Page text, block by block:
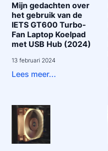
Mijn gedachten over
het gebruik van de
IETS GT600 Turbo-
Fan Laptop Koelpad
met USB Hub (2024)
13 februari 2024
Lees meer...